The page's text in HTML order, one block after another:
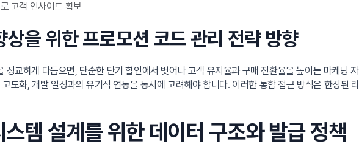
고객 인사이트 확보
을 위한 프로모션 코드 관리 전략 방향
정교하게 다듬으면, 단순한 단기 할인에서 벗어나 고객 유지율과 구매 전환율을 높이는 마케팅
도화, 개발 일정과의 유기적 연동을 동시에 고려해야 합니다. 이러한 통합 접근 방식은 한정된
템 설계를 위한 데이터 구조와 발급 정책